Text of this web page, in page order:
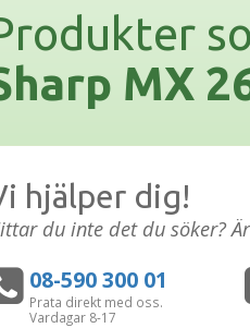
MX
hjälper dig!
du inte det du söker?
08-590 300 01
Prata direkt med oss.
Vardagar 8-17